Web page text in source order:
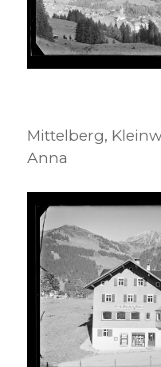
Mittelberg,
Anna